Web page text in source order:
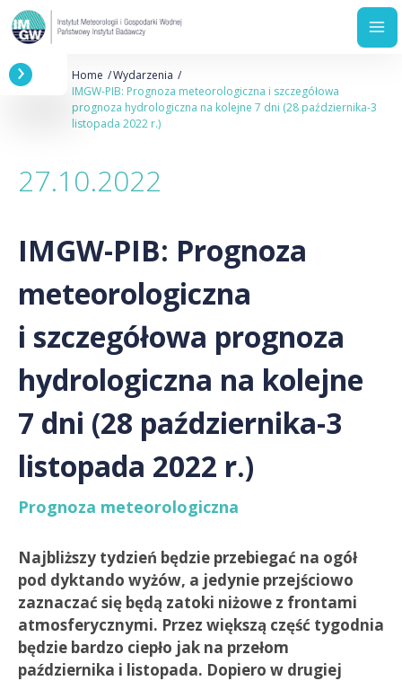
Przejdź
do
Ścieżka
nawigacyjna
Home
Wydarzenia
IMGW-PIB: Prognoza meteorologiczna i szczegółowa
prognoza hydrologiczna na kolejne 7 dni (28 października-3
listopada 2022 r.)
27.10.2022
IMGW-PIB: Prognoza
meteorologiczna
i szczegółowa prognoza
hydrologiczna na kolejne
7 dni (28 października-3
listopada 2022 r.)
Prognoza meteorologiczna
Najbliższy tydzień będzie przebiegać na ogół
pod dyktando wyżów, a jedynie przejściowo
zaznaczać się będą zatoki niżowe z frontami
atmosferycznymi. Przez większą część tygodnia
będzie bardzo ciepło jak na przełom
października i listopada. Dopiero w drugiej